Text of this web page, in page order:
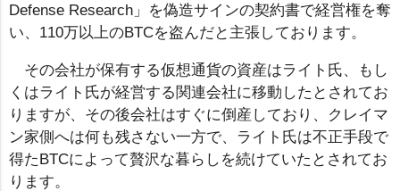
Defense Research」を偽造サインの契約書で経営権を奪
い、110万以上のBTCを盗んだと主張しております。
その会社が保有する仮想通貨の資産はライト氏、もし
くはライト氏が経営する関連会社に移動したとされてお
りますが、その後会社はすぐに倒産しており、クレイマ
ン家側へは何も残さない一方で、ライト氏は不正手段で
得たBTCによって贅沢な暮らしを続けていたとされてお
ります。